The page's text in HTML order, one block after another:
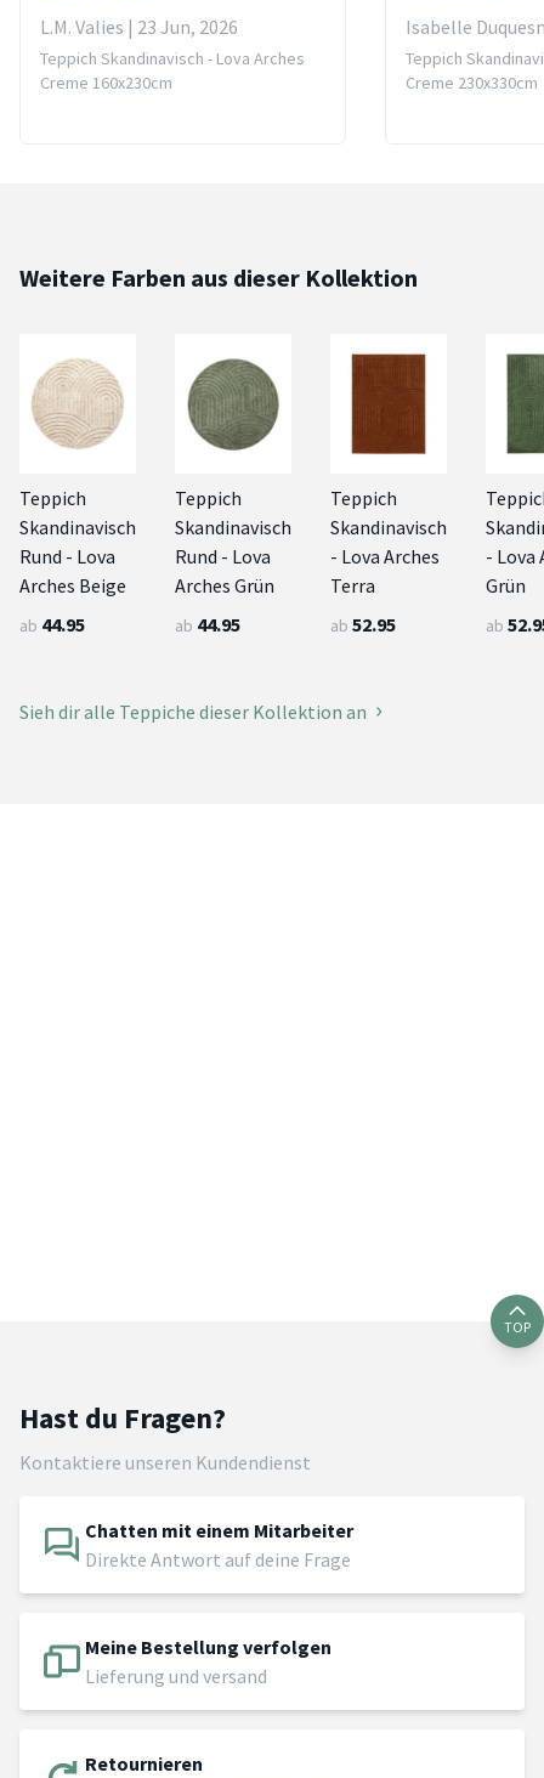
L.M. Valies | 23 Jun, 2026
Teppich Skandinavisch - Lova Arches
Creme 160x230cm
Isabelle
Teppich
Creme 230x330cm
Weitere Farben aus dieser Kollektion
Teppich
Skandinavisch
Rund - Lova
Arches Beige
ab 44.95
Teppich
Skandinavisch
Rund - Lova
Arches Grün
ab 44.95
Teppich
Skandinavisch
- Lova Arches
Terra
ab 52.95
- Lova
Grün
ab
Sieh dir alle Teppiche dieser Kollektion an
TOP
Hast du Fragen?
Kontaktiere unseren Kundendienst
Chatten mit einem Mitarbeiter
Direkte Antwort auf deine Frage
Meine Bestellung verfolgen
Lieferung und versand
Retournieren